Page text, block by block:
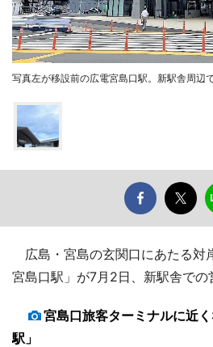
写真左が移設前の広電宮島口駅。新駅舎周辺
広島・宮島の玄関口にあたる対
宮島口駅」が7月2日、新駅舎での
宮島口旅客ターミナルに近
駅」